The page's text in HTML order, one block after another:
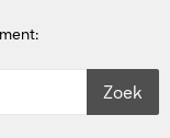
Zoek